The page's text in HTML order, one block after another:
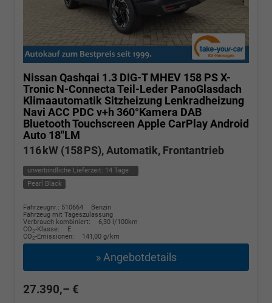
Nissan Qashqai 1.3 DIG-T MHEV 158 PS X-
Tronic N-Connecta Teil-Leder PanoGlasdach
Klimaautomatik Sitzheizung Lenkradheizung
Navi ACC PDC v+h 360°Kamera DAB
Bluetooth Touchscreen Apple CarPlay Android
Auto 18"LM
116 kW (158 PS), Automatik, Frontantrieb
unverbindliche Lieferzeit: 14 Tage
Pearl Black
Fahrzeugnr.: 510664
Benzin
Fahrzeug mit Tageszulassung
Verbrauch kombiniert:
6,30 l/100km
CO2-Klasse:
E
CO2-Emissionen: 141,00 g/km
» Angebotdetails
27.390,– €